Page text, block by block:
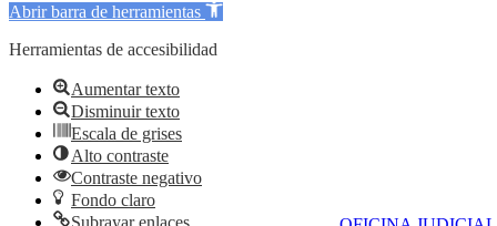
Abrir barra de herramientas
Herramientas de accesibilidad
Aumentar texto
Disminuir texto
Escala de grises
Alto contraste
Contraste negativo
Fondo claro
Subrayar enlaces